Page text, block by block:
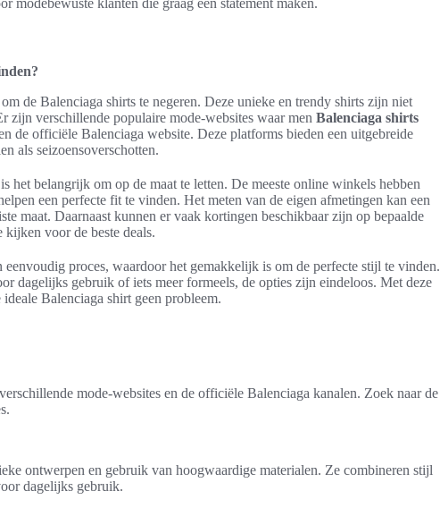
modebewuste klanten die graag een statement maken.
de Balenciaga shirts te negeren. Deze unieke en trendy shirts zijn niet
verschillende populaire mode-websites waar men Balenciaga shirts
de officiële Balenciaga website. Deze platforms bieden een uitgebreide
als seizoensoverschotten.
het belangrijk om op de maat te letten. De meeste online winkels hebben
een perfecte fit te vinden. Het meten van de eigen afmetingen kan een
maat. Daarnaast kunnen er vaak kortingen beschikbaar zijn op bepaalde
kijken voor de beste deals.
proces, waardoor het gemakkelijk is om de perfecte stijl te vinden.
dagelijks gebruik of iets meer formeels, de opties zijn eindeloos. Met deze
Balenciaga shirt geen probleem.
mode-websites en de officiële Balenciaga kanalen. Zoek naar de
ontwerpen en gebruik van hoogwaardige materialen. Ze combineren stijl
dagelijks gebruik.